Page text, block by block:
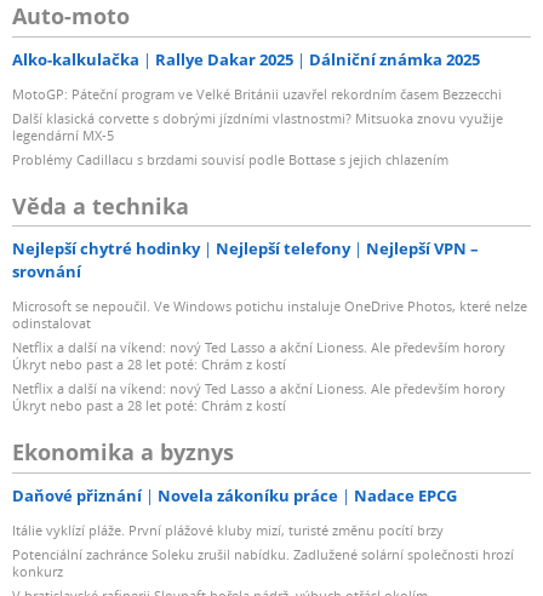
Auto-moto
Alko-kalkulačka Rallye Dakar 2025 Dálniční známka 2025
MotoGP: Páteční program ve Velké Británii uzavřel rekordním časem Bezzecchi
Další klasická corvette s dobrými jízdními vlastnostmi? Mitsuoka znovu využije
legendární MX-5
Problémy Cadillacu s brzdami souvisí podle Bottase s jejich chlazením
Věda a technika
Nejlepší chytré hodinky Nejlepší telefony
Nejlepší VPN –
srovnání
Microsoft se nepoučil. Ve Windows potichu instaluje OneDrive Photos, které nelze
odinstalovat
Netflix a další na víkend: nový Ted Lasso a akční Lioness. Ale především horory
Úkryt nebo past a 28 let poté: Chrám z kostí
Netflix a další na víkend: nový Ted Lasso a akční Lioness. Ale především horory
Úkryt nebo past a 28 let poté: Chrám z kostí
Ekonomika a byznys
Daňové přiznání Novela zákoníku práce Nadace EPCG
Itálie vyklízí pláže. První plážové kluby mizí, turisté změnu pocítí brzy
Potenciální zachránce Soleku zrušil nabídku. Zadlužené solární společnosti hrozí
konkurz